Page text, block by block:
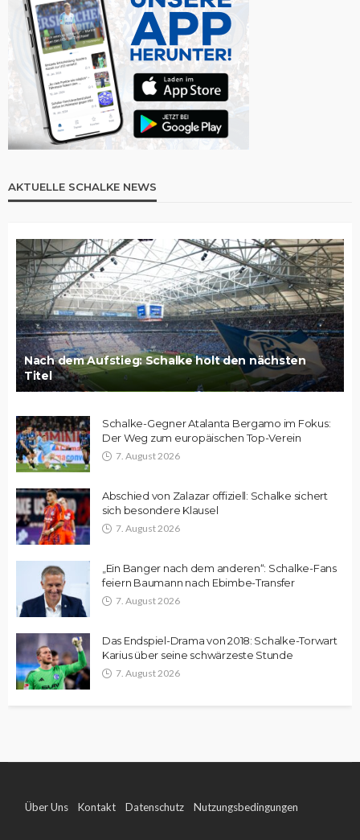
AKTUELLE SCHALKE NEWS
Nach dem Aufstieg: Schalke holt den nächsten
Titel
Schalke-Gegner Atalanta Bergamo im Fokus:
Der Weg zum europäischen Top-Verein
7. August 2026
Abschied von Zalazar offiziell: Schalke sichert
sich besondere Klausel
7. August 2026
„Ein Banger nach dem anderen“: Schalke-Fans
feiern Baumann nach Ebimbe-Transfer
7. August 2026
Das Endspiel-Drama von 2018: Schalke-Torwart
Karius über seine schwärzeste Stunde
7. August 2026
Über Uns Kontakt Datenschutz Nutzungsbedingungen